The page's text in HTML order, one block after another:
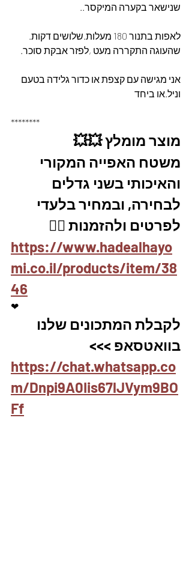
שנישאר בקערה המיקסר..
לאפות בתנור 180 מעלות.שלושים דקות.
שהעוגה התקררה מעט ,לפזר אבקת סוכר.
אני מגישה עם קצפת או כדור גלידה בטעם
וניל.או ביחד
********
מוצר מומלץ 💥💥
משטח האפייה המקורי
והאיכותי בשני גדלים
לבחירה, ובמחיר בלעדי
לפרטים ולהזמנות 👇🏼
https://www.hadealhayo
mi.co.il/products/item/38
46
❤
לקבלת המתכונים שלנו
בוואטסאפ >>>
https://chat.whatsapp.co
m/Dnpi9A0Iis67lJVym9BO
Ff